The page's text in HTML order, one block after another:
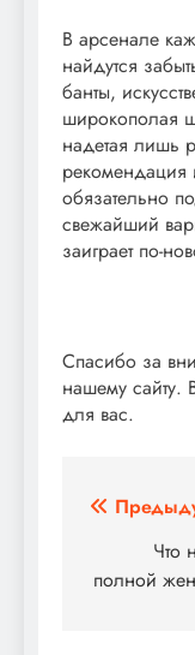
В арсенале
найдутся
банты,
широкополая
надетая лишь
рекомендация
обязательно
свежайший
заиграет по-
Спасибо за
нашему сайту.
для вас.
Что
полной